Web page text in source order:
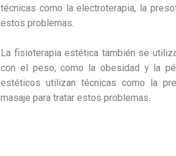
técnicas como la electroterapia, la
estos problemas.
La fisioterapia estética también se
con el peso, como la obesidad y la
estéticos utilizan técnicas como la
masaje para tratar estos problemas.